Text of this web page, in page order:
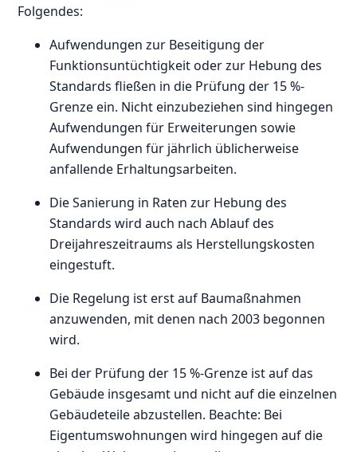
Folgendes:
Aufwendungen zur Beseitigung der
Funktionsuntüchtigkeit oder zur Hebung des
Standards fließen in die Prüfung der 15 %-
Grenze ein. Nicht einzubeziehen sind hingegen
Aufwendungen für Erweiterungen sowie
Aufwendungen für jährlich üblicherweise
anfallende Erhaltungsarbeiten.
Die Sanierung in Raten zur Hebung des
Standards wird auch nach Ablauf des
Dreijahreszeitraums als Herstellungskosten
eingestuft.
Die Regelung ist erst auf Baumaßnahmen
anzuwenden, mit denen nach 2003 begonnen
wird.
Bei der Prüfung der 15 %-Grenze ist auf das
Gebäude insgesamt und nicht auf die einzelnen
Gebäudeteile abzustellen. Beachte: Bei
Eigentumswohnungen wird hingegen auf die